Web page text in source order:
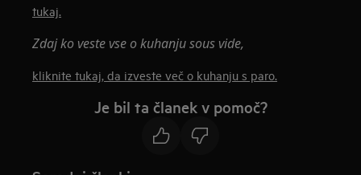
tukaj.
Zdaj ko veste vse o kuhanju sous vide,
kliknite tukaj, da izveste več o kuhanju s paro.
Je bil ta članek v pomoč?